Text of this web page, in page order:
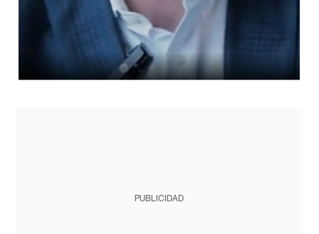
PUBLICIDAD